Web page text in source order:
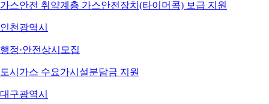
가스안전 취약계층 가스안전장치(타이머콕) 보급 지원
인천광역시
행정·안전상시모집
도시가스 수요가시설분담금 지원
대구광역시